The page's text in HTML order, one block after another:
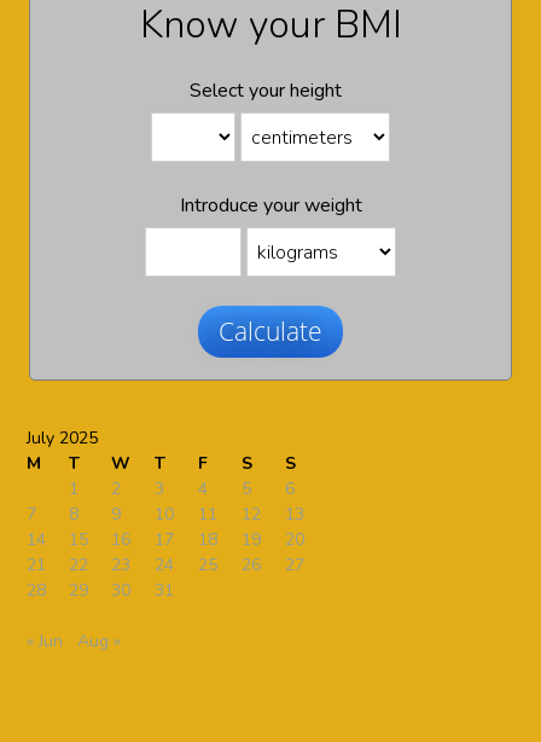
Know your BMI
Select your height
Introduce your weight
Calculate
July 2025
M
T W T F S
S
1
2 3 4 5
6
7
8 9 10 11 12
13
14
15 16 17 18 19
20
21
22 23 24 25 26
27
28
29 30 31
« Jun Aug »